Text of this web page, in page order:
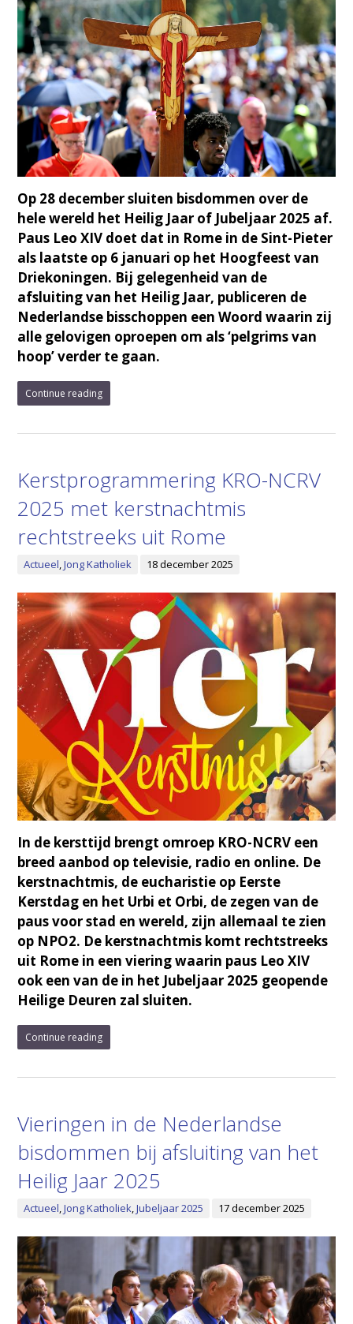
Op 28 december sluiten bisdommen over de
hele wereld het Heilig Jaar of Jubeljaar 2025 af.
Paus Leo XIV doet dat in Rome in de Sint-Pieter
als laatste op 6 januari op het Hoogfeest van
Driekoningen. Bij gelegenheid van de
afsluiting van het Heilig Jaar, publiceren de
Nederlandse bisschoppen een Woord waarin zij
alle gelovigen oproepen om als ‘pelgrims van
hoop’ verder te gaan.
Continue reading
Kerstprogrammering KRO-NCRV
2025 met kerstnachtmis
rechtstreeks uit Rome
Actueel,Jong Katholiek 18 december 2025
In de kersttijd brengt omroep KRO-NCRV een
breed aanbod op televisie, radio en online. De
kerstnachtmis, de eucharistie op Eerste
Kerstdag en het Urbi et Orbi, de zegen van de
paus voor stad en wereld, zijn allemaal te zien
op NPO2. De kerstnachtmis komt rechtstreeks
uit Rome in een viering waarin paus Leo XIV
ook een van de in het Jubeljaar 2025 geopende
Heilige Deuren zal sluiten.
Continue reading
Vieringen in de Nederlandse
bisdommen bij afsluiting van het
Heilig Jaar 2025
Actueel,Jong Katholiek,Jubeljaar 2025 17 december 2025